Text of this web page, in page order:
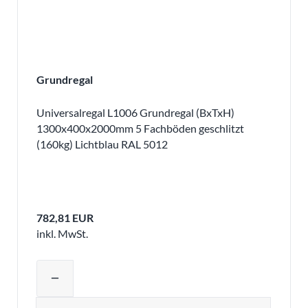
Grundregal
Universalregal L1006 Grundregal (BxTxH)
1300x400x2000mm 5 Fachböden geschlitzt
(160kg) Lichtblau RAL 5012
782,81 EUR
inkl. MwSt.
remove